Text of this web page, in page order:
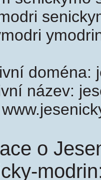
doména:
název:
o